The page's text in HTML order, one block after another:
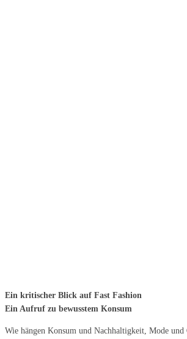
Ein kritischer Blick auf Fast Fashion
Ein Aufruf zu bewusstem Konsum
Wie hängen Konsum und Nachhaltigkeit, Mode und